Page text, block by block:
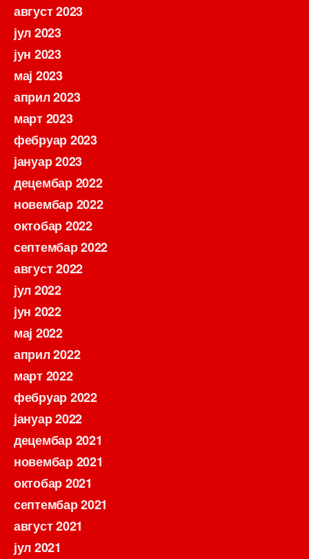
август 2023
јул 2023
јун 2023
мај 2023
април 2023
март 2023
фебруар 2023
јануар 2023
децембар 2022
новембар 2022
октобар 2022
септембар 2022
август 2022
јул 2022
јун 2022
мај 2022
април 2022
март 2022
фебруар 2022
јануар 2022
децембар 2021
новембар 2021
октобар 2021
септембар 2021
август 2021
јул 2021